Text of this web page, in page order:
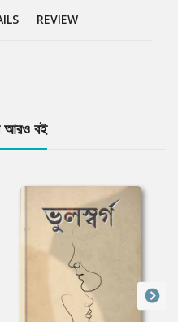
REVIEW
আরও বই